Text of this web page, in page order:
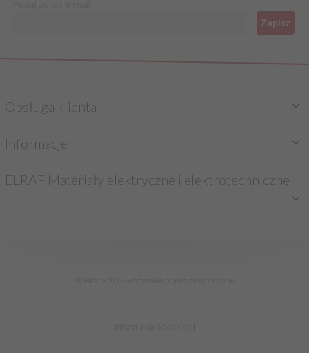
Zapisz
Obsługa klienta
Informacje
ELRAF Materiały elektryczne i elektrotechniczne